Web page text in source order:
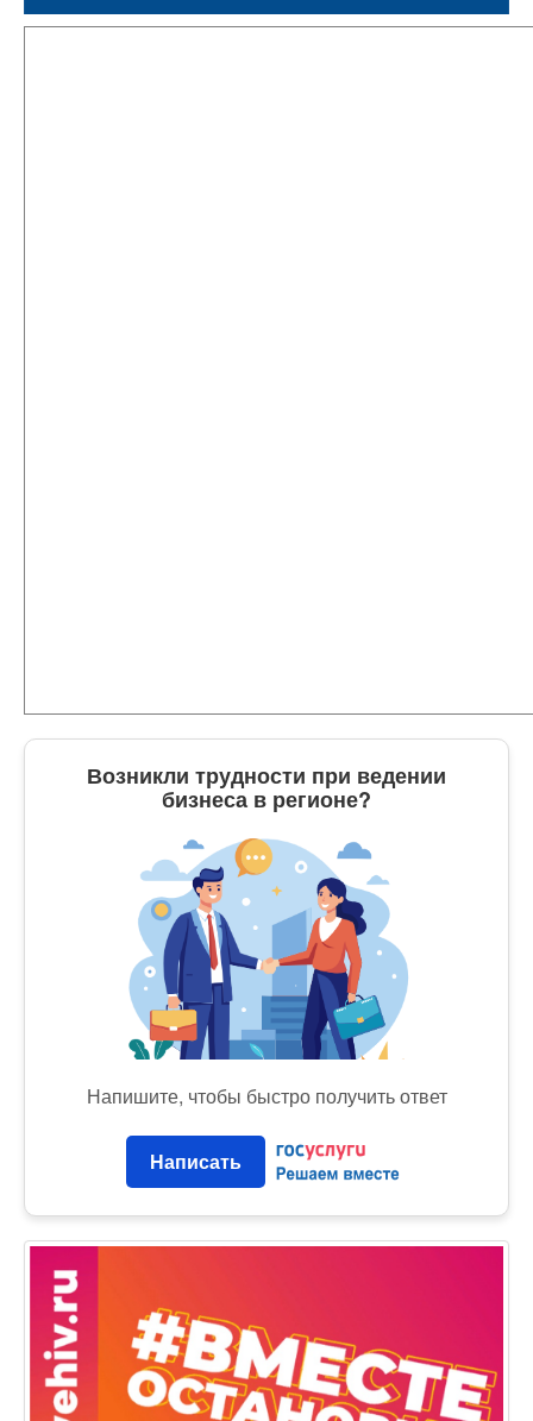
Возникли трудности при ведении
бизнеса в регионе?
Напишите, чтобы быстро получить ответ
Написать